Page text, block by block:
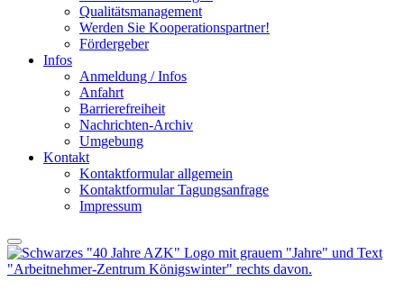
Qualitätsmanagement
Werden Sie Kooperationspartner!
Fördergeber
Infos
Anmeldung / Infos
Anfahrt
Barrierefreiheit
Nachrichten-Archiv
Umgebung
Kontakt
Kontaktformular allgemein
Kontaktformular Tagungsanfrage
Impressum